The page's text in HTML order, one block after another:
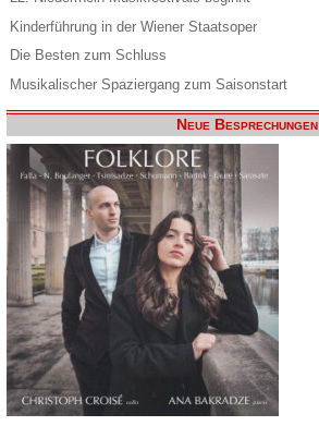
Kinderführung in der Wiener Staatsoper
Die Besten zum Schluss
Musikalischer Spaziergang zum Saisonstart
Neue Besprechungen